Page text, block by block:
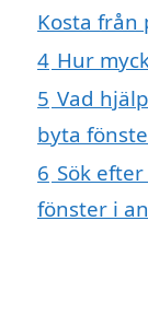
Kosta från
4 Hur
5 Vad
byta
6 Sök
fönster i